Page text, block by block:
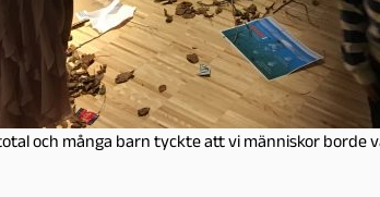
och många barn tyckte att vi människor borde